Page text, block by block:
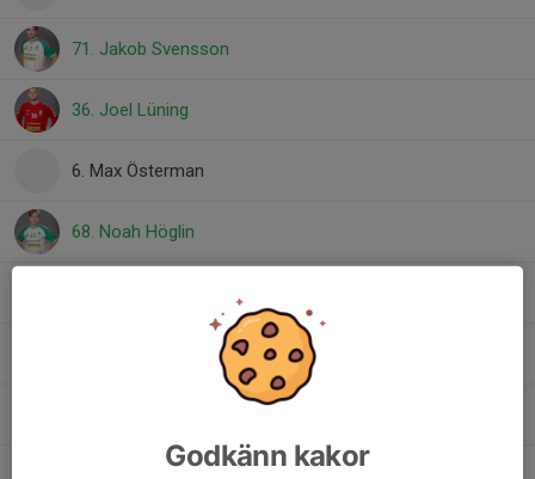
71. Jakob Svensson
36. Joel Lüning
6. Max Österman
68. Noah Höglin
Godkänn kakor